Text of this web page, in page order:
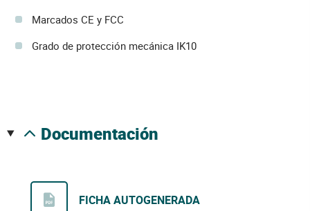
Marcados CE y FCC
Grado de protección mecánica IK10
documentación
FICHA AUTOGENERADA